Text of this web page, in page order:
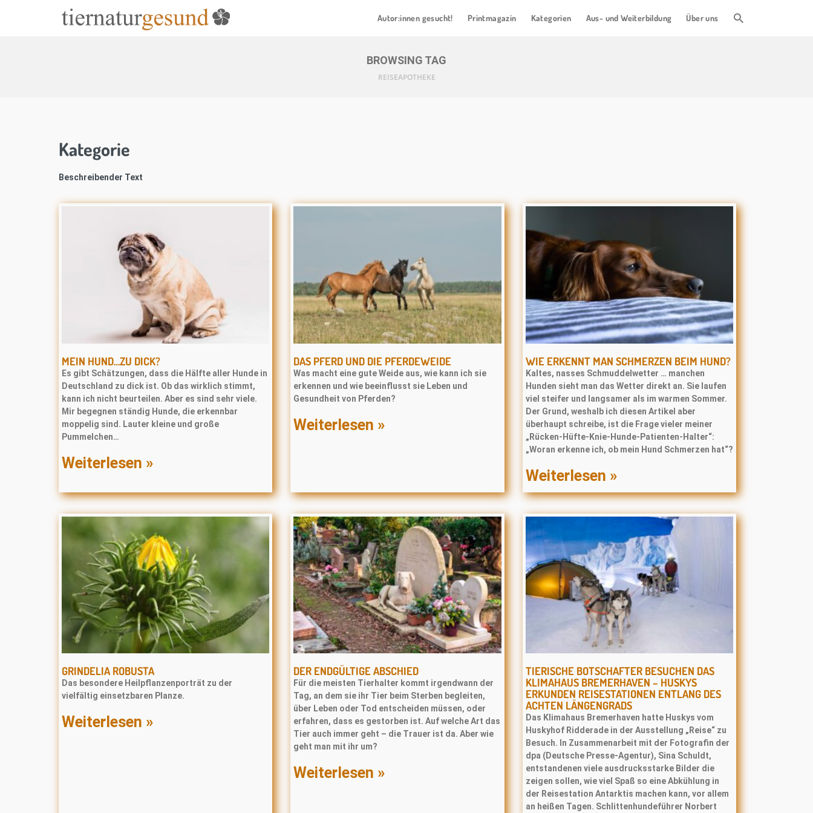
Autor:innen gesucht! Printmagazin Kategorien Aus- und Weiterbildung Über uns
BROWSING TAG
REISEAPOTHEKE
Kategorie
Beschreibender Text
MEIN HUND…ZU DICK?
Es gibt Schätzungen, dass die Hälfte aller Hunde in
Deutschland zu dick ist. Ob das wirklich stimmt,
kann ich nicht beurteilen. Aber es sind sehr viele.
Mir begegnen ständig Hunde, die erkennbar
moppelig sind. Lauter kleine und große
Pummelchen…
Weiterlesen »
DAS PFERD UND DIE PFERDEWEIDE
Was macht eine gute Weide aus, wie kann ich sie
erkennen und wie beeinflusst sie Leben und
Gesundheit von Pferden?
Weiterlesen »
WIE ERKENNT MAN SCHMERZEN BEIM HUND?
Kaltes, nasses Schmuddelwetter … manchen
Hunden sieht man das Wetter direkt an. Sie laufen
viel steifer und langsamer als im warmen Sommer.
Der Grund, weshalb ich diesen Artikel aber
überhaupt schreibe, ist die Frage vieler meiner
„Rücken-Hüfte-Knie-Hunde-Patienten-Halter“:
„Woran erkenne ich, ob mein Hund Schmerzen hat“?
Weiterlesen »
GRINDELIA ROBUSTA
Das besondere Heilpflanzenporträt zu der
vielfältig einsetzbaren Planze.
Weiterlesen »
DER ENDGÜLTIGE ABSCHIED
Für die meisten Tierhalter kommt irgendwann der
Tag, an dem sie ihr Tier beim Sterben begleiten,
über Leben oder Tod entscheiden müssen, oder
erfahren, dass es gestorben ist. Auf welche Art das
Tier auch immer geht – die Trauer ist da. Aber wie
geht man mit ihr um?
Weiterlesen »
TIERISCHE BOTSCHAFTER BESUCHEN DAS
KLIMAHAUS BREMERHAVEN – HUSKYS
ERKUNDEN REISESTATIONEN ENTLANG DES
ACHTEN LÄNGENGRADS
Das Klimahaus Bremerhaven hatte Huskys vom
Huskyhof Ridderade in der Ausstellung „Reise“ zu
Besuch. In Zusammenarbeit mit der Fotografin der
dpa (Deutsche Presse‐Agentur), Sina Schuldt,
entstandenen viele ausdrucksstarke Bilder die
zeigen sollen, wie viel Spaß so eine Abkühlung in
der Reisestation Antarktis machen kann, vor allem
an heißen Tagen. Schlittenhundeführer Norbert